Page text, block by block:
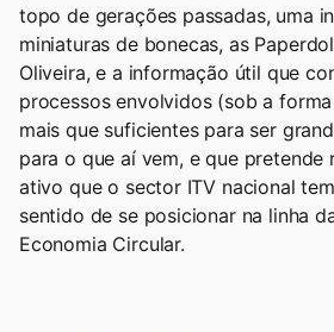
topo de gerações passadas, uma
miniaturas de bonecas, as
Oliveira, e a informação útil que
processos envolvidos (sob a
mais que suficientes para ser
para o que aí vem, e que pretende
ativo que o sector ITV nacional
sentido de se posicionar na linha
Economia Circular.